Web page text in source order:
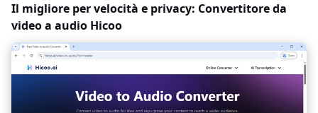
Il migliore per velocità e privacy: Convertitore da
video a audio Hicoo